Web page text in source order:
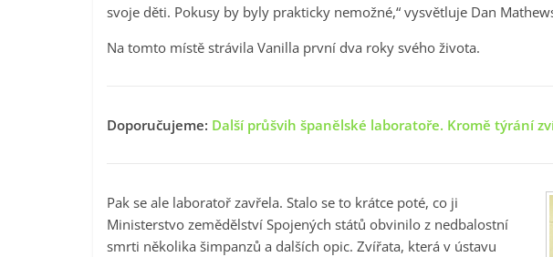
svoje děti. Pokusy by byly prakticky nemožné,“ vysvětluje Dan
Na tomto místě strávila Vanilla první dva roky svého života.
Doporučujeme: Další průšvih španělské laboratoře. Kromě týrání
Pak se ale laboratoř zavřela. Stalo se to krátce poté, co ji
Ministerstvo zemědělství Spojených států obvinilo z nedbalostní
smrti několika šimpanzů a dalších opic. Zvířata, která v ústavu